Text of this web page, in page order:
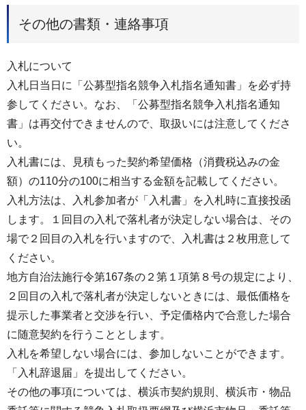
その他の書類・連絡事項
入札について
入札日当日に「公募型指名競争入札指名通知書」を必ず持
参してください。なお、「公募型指名競争入札指名通知
書」は再交付できませんので、取扱いには注意してくださ
い。
入札書には、見積もった契約希望価格（消費税込みの金
額）の110分の100に相当する金額を記載してください。
入札方法は、入札参加者が「入札書」を入札時に直接投函
します。１回目の入札で落札者が決定しない場合は、その
場で２回目の入札を行いますので、入札書は２枚用意して
ください。
地方自治法施行令第167条の２第１項第８号の規定により、
２回目の入札で落札者が決定しないときには、最低価格を
提示した事業者と交渉を行い、予定価格内で合意した場合
に随意契約を行うこととします。
入札を希望しない場合には、参加しないことができます。
「入札辞退届」を提出してください。
その他の事項については、横浜市契約規則、横浜市・物品